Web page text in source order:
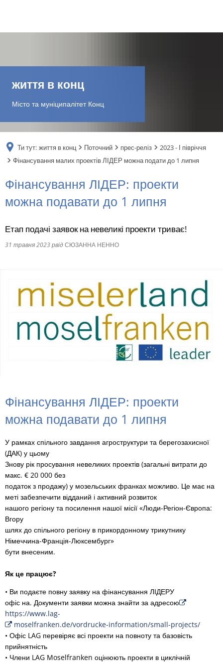
FR
TR
життя в конц
Місто та муніципалітет Конц
Ти тут: життя в конц Поточний прес-реліз
2023 - І півріччя
Фінансування малих проектів ЛІДЕР можна подати до 1 липня
Фінансування ЛІДЕР: проекти
можна подавати до 1 липня
Етап подачі заявок на невеликі проекти триває!
31 травня 2023 рвідСЮЗАННА НЕННО
Фінансування ЛІДЕР: проекти
можна подавати до 1 липня
У рамках спільного завдання агроструктури та берегозахисної
(ДАК) у цьому
Знову рік просування невеликих проектів (загальні витрати до
макс. € 20 000 без
податок з продажу) у мозельських франках можливо. Це має на
меті забезпечити відданий і активний розвиток
нашого регіону та посилення нашої місії «Люди-Регіон-Європа:
Вгору
шлях до спільного регіону в прикордонному трикутнику
Німеччина-Франція-Люксембург»
бути внесеним.
Як це працює?
• Ви подаєте повну заявку на фінансування ЛІДЕРУ
офіс на. Документи заявки можна знайти за адресою
https://www.lag-
moselfranken.de/vordrucke-information/small-projects/
• Офіс LAG перевіряє всі проекти на повноту та базовість
прийнятність
• Члени LAG Moselfranken оцінюють проекти в циклічній